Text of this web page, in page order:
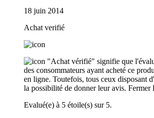
18 juin 2014
Achat verifié
"Achat vérifié" signifie que
des consommateurs ayant acheté ce
en ligne. Toutefois, tous ceux disposant
la possibilité de donner leur avis. Fermer
Evalué(e) à 5 étoile(s) sur 5.